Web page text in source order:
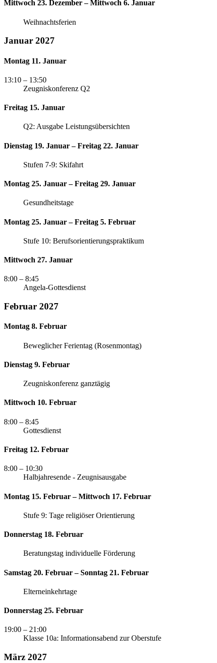
Mittwoch 23. Dezember – Mittwoch 6. Januar
Weihnachtsferien
Januar 2027
Montag 11. Januar
13:10 – 13:50
Zeugniskonferenz Q2
Freitag 15. Januar
Q2: Ausgabe Leistungsübersichten
Dienstag 19. Januar – Freitag 22. Januar
Stufen 7-9: Skifahrt
Montag 25. Januar – Freitag 29. Januar
Gesundheitstage
Montag 25. Januar – Freitag 5. Februar
Stufe 10: Berufsorientierungspraktikum
Mittwoch 27. Januar
8:00 – 8:45
Angela-Gottesdienst
Februar 2027
Montag 8. Februar
Beweglicher Ferientag (Rosenmontag)
Dienstag 9. Februar
Zeugniskonferenz ganztägig
Mittwoch 10. Februar
8:00 – 8:45
Gottesdienst
Freitag 12. Februar
8:00 – 10:30
Halbjahresende - Zeugnisausgabe
Montag 15. Februar – Mittwoch 17. Februar
Stufe 9: Tage religiöser Orientierung
Donnerstag 18. Februar
Beratungstag individuelle Förderung
Samstag 20. Februar – Sonntag 21. Februar
Elterneinkehrtage
Donnerstag 25. Februar
19:00 – 21:00
Klasse 10a: Informationsabend zur Oberstufe
März 2027